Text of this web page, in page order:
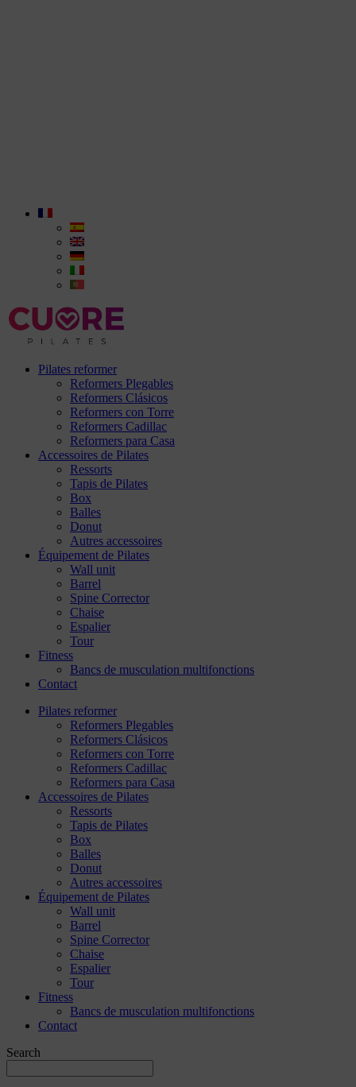
Pilates reformer
Reformers Plegables
Reformers Clásicos
Reformers con Torre
Reformers Cadillac
Reformers para Casa
Accessoires de Pilates
Ressorts
Tapis de Pilates
Box
Balles
Donut
Autres accessoires
Équipement de Pilates
Wall unit
Barrel
Spine Corrector
Chaise
Espalier
Tour
Fitness
Bancs de musculation multifonctions
Contact
Pilates reformer
Reformers Plegables
Reformers Clásicos
Reformers con Torre
Reformers Cadillac
Reformers para Casa
Accessoires de Pilates
Ressorts
Tapis de Pilates
Box
Balles
Donut
Autres accessoires
Équipement de Pilates
Wall unit
Barrel
Spine Corrector
Chaise
Espalier
Tour
Fitness
Bancs de musculation multifonctions
Contact
Search